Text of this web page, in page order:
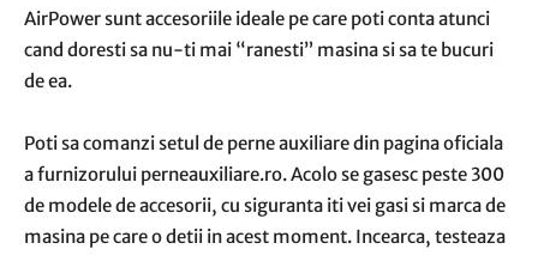
AirPower sunt accesoriile ideale pe care poti conta atunci
cand doresti sa nu-ti mai “ranesti” masina si sa te bucuri
de ea.
Poti sa comanzi setul de perne auxiliare din pagina oficiala
a furnizorului perneauxiliare.ro. Acolo se gasesc peste 300
de modele de accesorii, cu siguranta iti vei gasi si marca de
masina pe care o detii in acest moment. Incearca, testeaza